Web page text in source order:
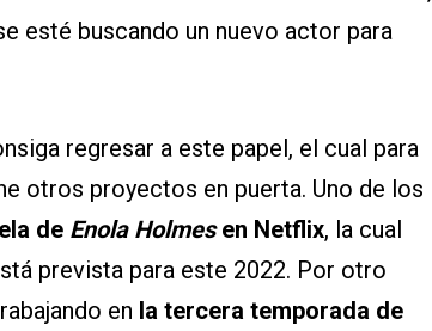
esté buscando un nuevo actor para
regresar a este papel, el cual para
otros proyectos en puerta. Uno de los
de Enola Holmesen Netflix, la cual
prevista para este 2022. Por otro
en la tercera temporada de